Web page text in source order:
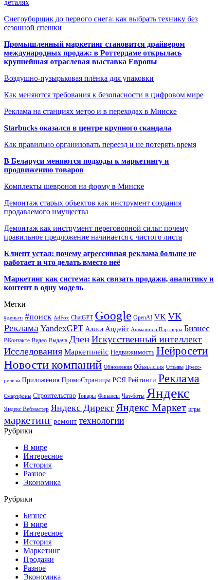
деталях
Снегоуборщик до первого снега: как выбрать технику без
сезонной спешки
Промышленный маркетинг становится драйвером
международных продаж: в Роттердаме открылась
крупнейшая отраслевая выставка Европы
Воздушно-пузырьковая плёнка для упаковки
Как меняются требования к безопасности в цифровом мире
Реклама на станциях метро и в переходах в Минске
Starbucks оказался в центре крупного скандала
Как правильно организовать переезд и не потерять время
В Беларуси меняются подходы к маркетингу и
продвижению товаров
Комплекты шевронов на форму в Минске
Демонтаж старых объектов как инструмент создания
продаваемого имущества
Демонтаж как инструмент переговорной силы: почему
правильное предложение начинается с чистого листа
Клиент устал: почему агрессивная реклама больше не
работает и что делать вместо неё
Маркетинг как система: как связать продажи, аналитику и
контент в одну модель
Метки
#деньги #поиск AdFox ChatGPT Google OpenAI VK VK
Реклама YandexGPT Алиса Апдейт Ашманов и Партнеры Бизнес
ВКонтакте Видео Выдача ДзенИскусственный интеллект
Исследования Маркетплейс Недвижимость Нейросети
Новости компаний Обновления Объявления Отзывы Пресс-
релизы Приложения ПромоСтраницы РСЯ Рейтинги Реклама
Смартфоны Строительство Товары Финансы Чат-боты Яндекс
Яндекс.Вебмастер Яндекс Директ Яндекс Маркет игры
маркетинг ремонт технологии
Рубрики
В мире
Интересное
История
Разное
Экономика
Рубрики
Бизнес
В мире
Интересное
История
Маркетинг
Продажи
Разное
Экономика